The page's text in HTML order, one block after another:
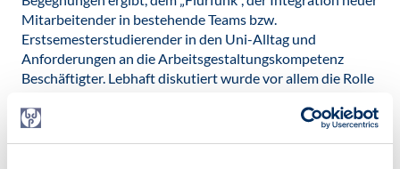
Mitarbeitender in bestehende Teams bzw.
Erstsemesterstudierender in den Uni-Alltag und
Anforderungen an die Arbeitsgestaltungskompetenz
Beschäftigter. Lebhaft diskutiert wurde vor allem die Rolle
Abschließend gaben stellvertretend für den